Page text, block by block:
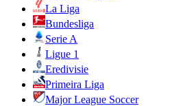
La Liga
Bundesliga
Serie A
Ligue 1
Eredivisie
Primeira Liga
Major League Soccer